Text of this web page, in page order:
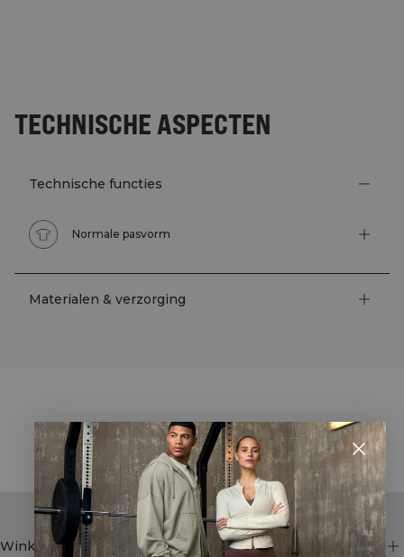
TECHNISCHE ASPECTEN
Technische functies
Normale pasvorm
Materialen & verzorging
STYLE WITH
Winkel